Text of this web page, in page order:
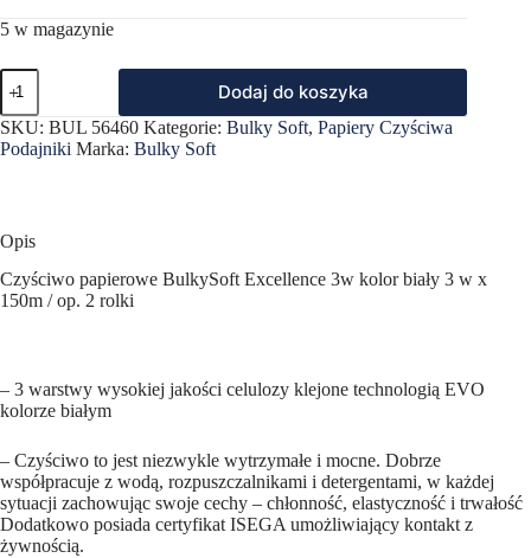
5 w magazynie
ilość
Czyściwo
papierowe
BulkySoft
Excellence
op.
rolki
Dodaj do koszyka
SKU: BUL 56460 Kategorie: Bulky Soft, Papiery Czyściwa
Podajniki Marka: Bulky Soft
Opis
Czyściwo papierowe BulkySoft Excellence 3w kolor biały 3 w x
150m / op. 2 rolki
– 3 warstwy wysokiej jakości celulozy klejone technologią EVO
kolorze białym
– Czyściwo to jest niezwykle wytrzymałe i mocne. Dobrze
współpracuje z wodą, rozpuszczalnikami i detergentami, w każdej
sytuacji zachowując swoje cechy – chłonność, elastyczność i trwałość
Dodatkowo posiada certyfikat ISEGA umożliwiający kontakt z
żywnością.